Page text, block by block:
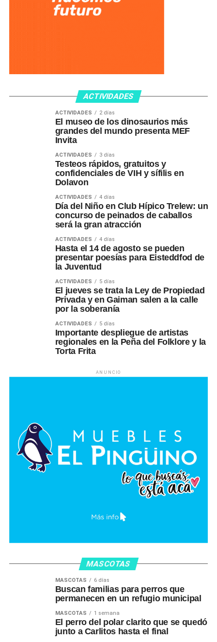
ACTIVIDADES
ACTIVIDADES 2 días
El museo de los dinosaurios más
grandes del mundo presenta MEF
Invita
ACTIVIDADES 3 días
Testeos rápidos, gratuitos y
confidenciales de VIH y sífilis en
Dolavon
ACTIVIDADES 4 días
Día del Niño en Club Hípico Trelew: un
concurso de peinados de caballos
será la gran atracción
ACTIVIDADES 4 días
Hasta el 14 de agosto se pueden
presentar poesías para Eisteddfod de
la Juventud
ACTIVIDADES 5 días
El jueves se trata la Ley de Propiedad
Privada y en Gaiman salen a la calle
por la soberanía
ACTIVIDADES 5 días
Importante despliegue de artistas
regionales en la Peña del Folklore y la
Torta Frita
ANUNCIO
MASCOTAS
MASCOTAS 6 días
Buscan familias para perros que
permanecen en un refugio municipal
MASCOTAS 1 semana
El perro del polar clarito que se quedó
junto a Carlitos hasta el final